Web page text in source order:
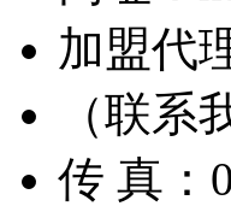
加盟代
（联
传 真：